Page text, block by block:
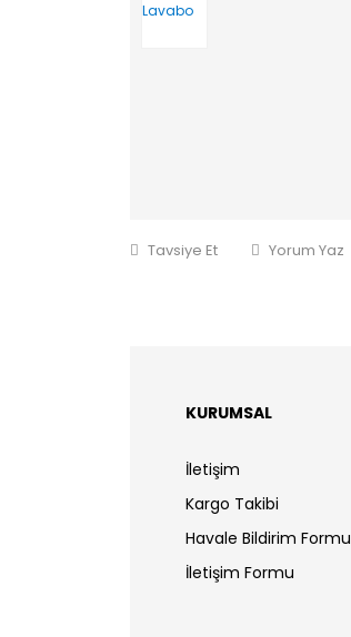
Tavsiye Et Yorum Yaz
KURUMSAL
İletişim
Kargo Takibi
Havale Bildirim Formu
İletişim Formu